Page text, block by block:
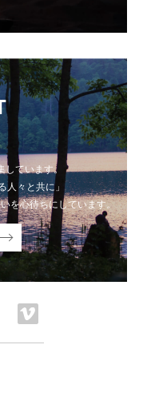
ています。
人々と共に」
を心待ちにしています。